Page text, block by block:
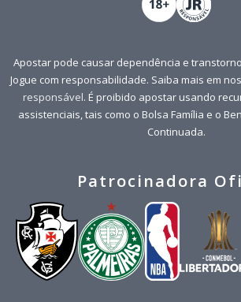
Apostar pode causar dependência e
Jogue com responsabilidade. Saiba mais em
responsável. É proibido apostar usando
assistenciais, tais como o Bolsa Família e o
Continuada.
Patrocinadora